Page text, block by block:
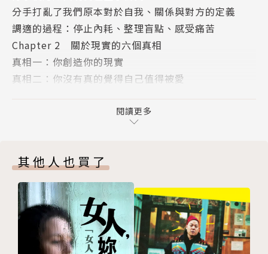
他這樣講話一定是因為他在嫌棄我，原來我在他心中這
麼不美好。
為什麼這麼不公平？為什麼總是我在承受？我一定要討
回一點公道！
關於「盲點」──你想要做的，跟真正做的不一樣
給沙漠中快要渴死的人一百萬，覺得我對他很好吧！
當他說「我不要一百萬拜託給我一杯水」的時候，
憤怒的問著：「我給了你我的所有你為什麼還不滿
分手打亂了我們原本對於自我、關係與對方的定義
調適的過程：停止內耗、整理盲點、感受痛苦
Chapter 2 關於現實的六個真相
真相一：你創造你的現實
真相二：你沒有真的覺得自己值得被愛
真相四：沒有什麼選擇比較好或比較壞
真相五：殘酷的不是現實，是幻想
Chapter 3 關於分手的過去、現在、未來
從過去、現在、未來療癒自己
過去：分手是交往前就決定好的事
現在：誠實面對自己的所有情緒，釐清成因
未來：對未來的想像，都源自於自我定義
分手／被分手的人在想什麼？
閱讀更多
其他人也買了